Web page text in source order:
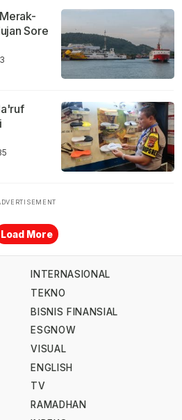
Sore
Load More
INTERNASIONAL
TEKNO
BISNIS FINANSIAL
ESGNOW
VISUAL
ENGLISH
TV
RAMADHAN